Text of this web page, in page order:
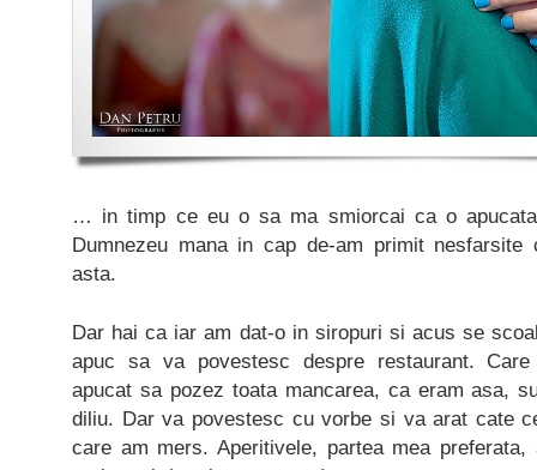
… in timp ce eu o sa ma smiorcai ca o
Dumnezeu mana in cap de-am primit
asta.
Dar hai ca iar am dat-o in siropuri si acus se
apuc sa va povestesc despre restaurant.
apucat sa pozez toata mancarea, ca eram asa,
diliu. Dar va povestesc cu vorbe si va arat cate
care am mers. Aperitivele, partea mea